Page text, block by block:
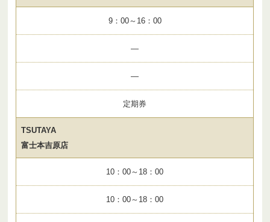
9：00～16：00
—
—
定期券
TSUTAYA
富士本吉原店
10：00～18：00
10：00～18：00